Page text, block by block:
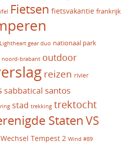
Fietsen fietsvakantie frankrijk
Lightheart gear duo nationaal park
noord-brabant outdoor
reizen rivier
sabbatical santos
stad trekking trektocht
StatenVS
Wechsel Tempest 2 Wind #89